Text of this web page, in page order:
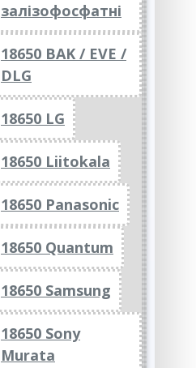
залізофосфатні
18650 BAK / EVE /
DLG
18650 LG
18650 Liitokala
18650 Panasonic
18650 Quantum
18650 Samsung
18650 Sony
Murata